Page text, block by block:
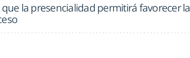
la presencialidad permitirá favorecer la